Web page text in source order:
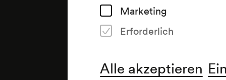
Marketing
Erforderlich
Alle akzeptieren